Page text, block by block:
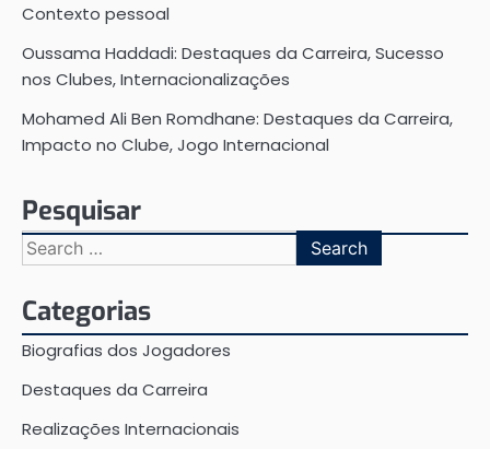
Contexto pessoal
Oussama Haddadi: Destaques da Carreira, Sucesso
nos Clubes, Internacionalizações
Mohamed Ali Ben Romdhane: Destaques da Carreira,
Impacto no Clube, Jogo Internacional
Pesquisar
Search
for:
Categorias
Biografias dos Jogadores
Destaques da Carreira
Realizações Internacionais